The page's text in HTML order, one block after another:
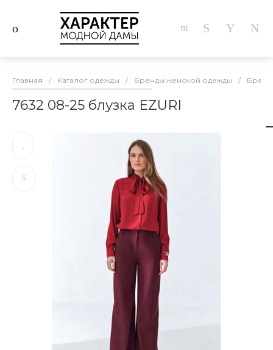
Главная / Каталог одежды / Бренды женской одежды /
7632 08-25 блузка EZURI